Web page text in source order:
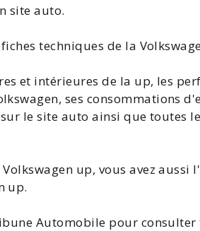
site auto.
fiches techniques de la
et intérieures de la up, les
ses consommations
le site auto ainsi que toutes
up, vous avez aussi l'
up.
Automobile pour consulter